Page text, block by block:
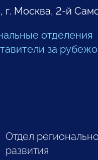
г. Москва, 2-й
отделения
за
Отдел
развития